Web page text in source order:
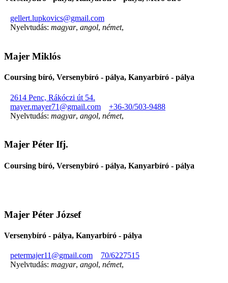
gellert.lupkovics@gmail.com
Nyelvtudás: magyar, angol, német,
Majer Miklós
Coursing bíró, Versenybíró - pálya, Kanyarbíró - pálya
2614 Penc, Rákóczi út 54.
mayer.mayer71@gmail.com
+36-30/503-9488
Nyelvtudás: magyar, angol, német,
Majer Péter Ifj.
Coursing bíró, Versenybíró - pálya, Kanyarbíró - pálya
Majer Péter József
Versenybíró - pálya, Kanyarbíró - pálya
petermajer11@gmail.com
70/6227515
Nyelvtudás: magyar, angol, német,